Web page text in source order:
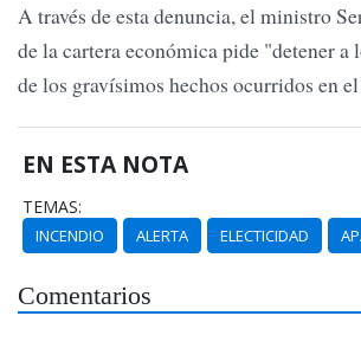
A través de esta denuncia, el ministro
de la cartera económica pide "detener a
de los gravísimos hechos ocurridos en
EN ESTA NOTA
TEMAS:
INCENDIO ALERTA ELECTICIDAD
Comentarios